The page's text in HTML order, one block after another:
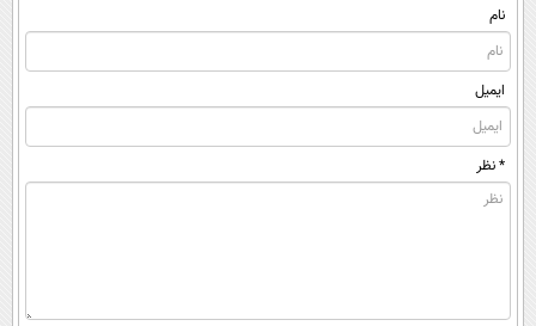
نام
ایمیل
* نظر